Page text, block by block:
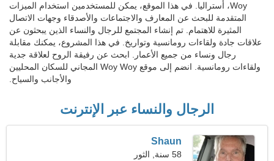
Woy، أستراليا. في هذا الموقع، يمكن للمستخدمين استخدام الميزات
المتقدمة للبحث عن المعارف والاجتماعات والأصدقاء وجهات الاتصال
المثيرة للاهتمام. تم إنشاء المجتمع للرجال والنساء الذين يبحثون عن
علاقات جادة ولقاءات رومانسية وتواريخ. في هذا المشروع، يمكنك مقابلة
رجال ونساء من جميع الأعمار. ابحث عن رفيقة الروح لعلاقة جدية
ولقاءات رومانسية. انضم إلى موقع Woy Woy المجاني للسكان المحليين
والأجانب والسياح.
الرجال والنساء عبر الإنترنت
Shaun
58 سنة, الثور